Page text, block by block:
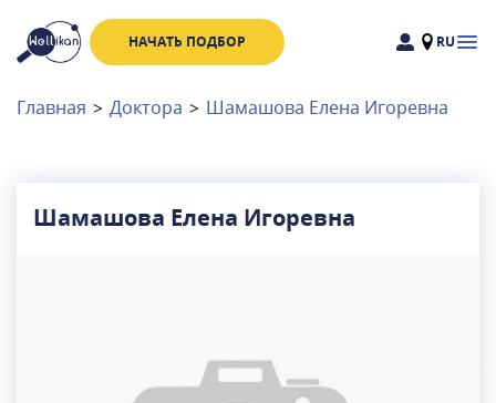
НАЧАТЬ ПОДБОР RU
Доктора
Клиники
Главная > Доктора > Шамашова Елена Игоревна
Шамашова Елена Игоревна